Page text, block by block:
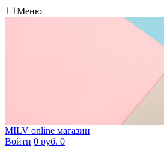
Меню
MILV online магазин
Войти 0 руб. 0